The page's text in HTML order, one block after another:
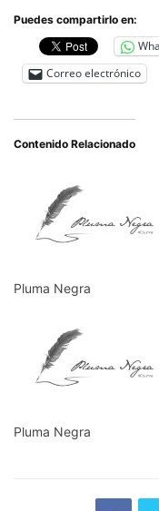
Puedes compartirlo en:
Correo electrónico
Contenido Relacionado
Pluma Negra
Pluma Negra